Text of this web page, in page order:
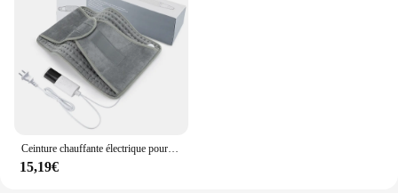
Ceinture chauffante électrique pour la taille, coussin thermique chaud, contrôle de la température à la maison et au bureau, chauffe-dos pour les mains
15,19€